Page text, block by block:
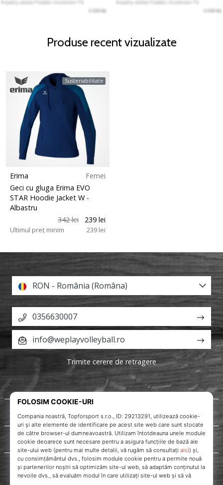
Produse recent vizualizate
Sustenabilitate
Erima
Femei
Geci cu gluga Erima EVO
STAR Hoodie Jacket W -
Albastru
342 lei
239 lei
Ultimul preț minim 239 lei
Despre noi
Servicii clienți
RON - România (Româna)
0356630007
info@weplayvolleyball.ro
Trimite cerere de retragere